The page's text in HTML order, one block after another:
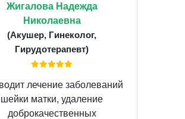
Жигалова Надежда
Николаевна
(Акушер, Гинеколог,
Гирудотерапевт)
лечение заболеваний
шейки матки, удаление
доброкачественных